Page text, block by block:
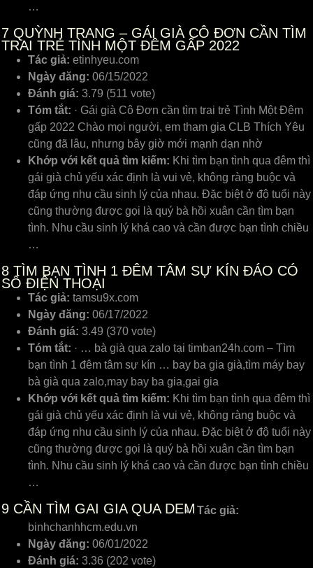
…
7 QUỲNH TRANG – GÁI GIÀ CÔ ĐƠN CẦN TÌM
TRAI TRẺ TÌNH MỘT ĐÊM GẤP 2022
Tác giả: etinhyeu.com
Ngày đăng: 06/15/2022
Đánh giá: 3.79 (511 vote)
Tóm tắt: · Gái già Cô Đơn cần tìm trai trẻ Tình Một Đêm
gấp 2022 Chào mọi người, em tham gia CLB Thích Yêu
cũng đã lâu, nhưng bây giờ mới mạnh dạn nhờ
Khớp với kết quả tìm kiếm: Khi tìm bạn tình qua đêm thì
gái già chủ yếu xác định là vui vẻ, không ràng buộc và
đáp ứng nhu cầu sinh lý của nhau. Đặc biệt ở độ tuổi này
cũng thường được gọi là quý bà hồi xuân cần tìm bạn
tình. Nhu cầu sinh lý khá cao và cần được bạn tình chiều
…
8 TÌM BẠN TÌNH 1 ĐÊM TÂM SỰ KÍN ĐÁO CÓ
SỐ ĐIỆN THOẠI
Tác giả: tamsu9x.com
Ngày đăng: 06/17/2022
Đánh giá: 3.49 (370 vote)
Tóm tắt: · … bà già qua zalo tại timban24h.com – Tìm
bạn tình 1 đêm tâm sự kín … bay ba gia già,tìm máy bay
bà già qua zalo,may bay ba gia,gai gia
Khớp với kết quả tìm kiếm: Khi tìm bạn tình qua đêm thì
gái già chủ yếu xác định là vui vẻ, không ràng buộc và
đáp ứng nhu cầu sinh lý của nhau. Đặc biệt ở độ tuổi này
cũng thường được gọi là quý bà hồi xuân cần tìm bạn
tình. Nhu cầu sinh lý khá cao và cần được bạn tình chiều
…
9 CẦN TÌM GAI GIA QUA DEM Tác giả:
binhchanhhcm.edu.vn
Ngày đăng: 06/01/2022
Đánh giá: 3.36 (202 vote)